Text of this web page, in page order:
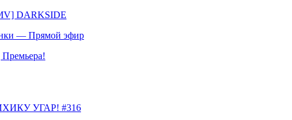
DARKSIDE
— Прямой эфир
УГАР! #316